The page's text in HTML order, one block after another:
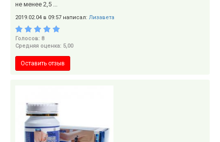
не менее 2,5 ...
2019.02.04 в 09:57 написал: Лизавета
Голосов: 8
Средняя оценка: 5,00
Оставить отзыв